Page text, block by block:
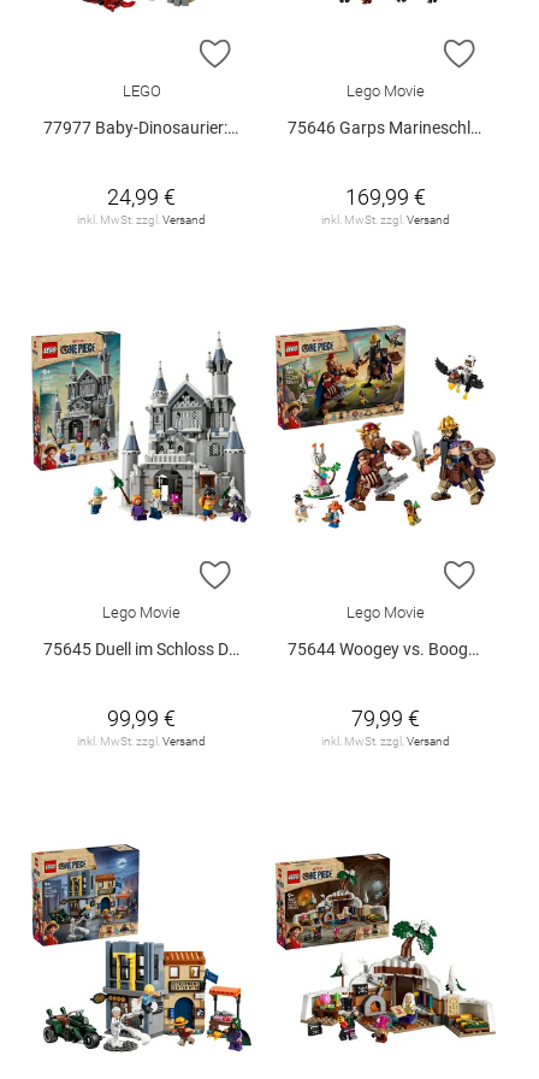
ZUR WUNSCHLISTE HINZUFÜGEN
LEGO
77977 Baby-Dinosaurier: Pteranodon V29
24,99 €
inkl. MwSt. zzgl. Versand
ZUR
Lego Movie
75646 Garps Marineschlachtschiff V29
169,99 €
inkl. MwSt. zzgl. Versand
ZUR WUNSCHLISTE HINZUFÜGEN
Lego Movie
75645 Duell im Schloss Drumm V29
99,99 €
inkl. MwSt. zzgl. Versand
ZUR
Lego Movie
75644 Woogey vs. Boogey Riesen a.. V29
79,99 €
inkl. MwSt. zzgl. Versand